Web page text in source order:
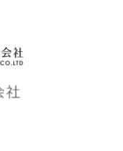
付する
必要に
正・不
するユ
するた